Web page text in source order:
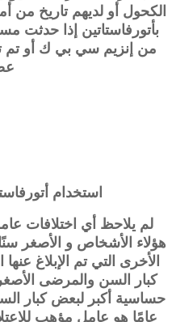
الكحول أو لديهم تاريخ من
بأتورفاستاتين إذا حدثت
من إنزيم سي بي ك أو تم
استخدام
لم يلاحظ أي اختلافات
هؤلاء الأشخاص و الأصغر
الأخرى التي تم الإبلاغ
كبار السن والمرضى
عامًا هو عامل مؤهب